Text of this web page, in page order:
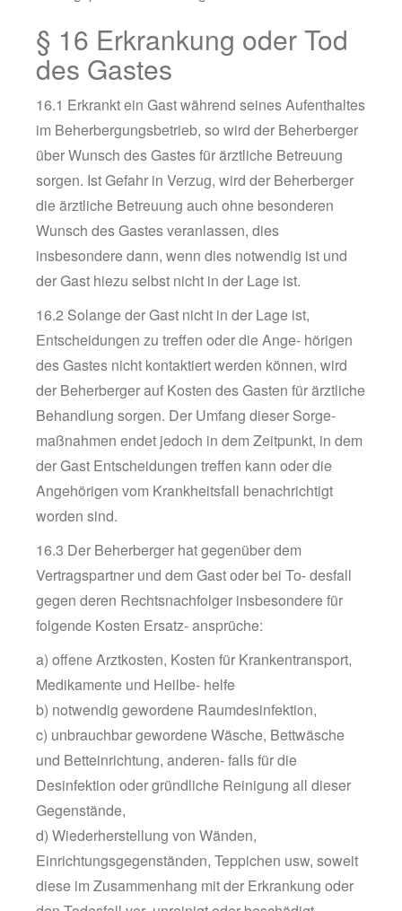
§ 16 Erkrankung oder Tod
des Gastes
16.1 Erkrankt ein Gast während seines Aufenthaltes
im Beherbergungsbetrieb, so wird der Beherberger
über Wunsch des Gastes für ärztliche Betreuung
sorgen. Ist Gefahr in Verzug, wird der Beherberger
die ärztliche Betreuung auch ohne besonderen
Wunsch des Gastes veranlassen, dies
insbesondere dann, wenn dies notwendig ist und
der Gast hiezu selbst nicht in der Lage ist.
16.2 Solange der Gast nicht in der Lage ist,
Entscheidungen zu treffen oder die Ange- hörigen
des Gastes nicht kontaktiert werden können, wird
der Beherberger auf Kosten des Gasten für ärztliche
Behandlung sorgen. Der Umfang dieser Sorge-
maßnahmen endet jedoch in dem Zeitpunkt, in dem
der Gast Entscheidungen treffen kann oder die
Angehörigen vom Krankheitsfall benachrichtigt
worden sind.
16.3 Der Beherberger hat gegenüber dem
Vertragspartner und dem Gast oder bei To- desfall
gegen deren Rechtsnachfolger insbesondere für
folgende Kosten Ersatz- ansprüche:
a) offene Arztkosten, Kosten für Krankentransport,
Medikamente und Heilbe- helfe
b) notwendig gewordene Raumdesinfektion,
c) unbrauchbar gewordene Wäsche, Bettwäsche
und Betteinrichtung, anderen- falls für die
Desinfektion oder gründliche Reinigung all dieser
Gegenstände,
d) Wiederherstellung von Wänden,
Einrichtungsgegenständen, Teppichen usw, soweit
diese im Zusammenhang mit der Erkrankung oder